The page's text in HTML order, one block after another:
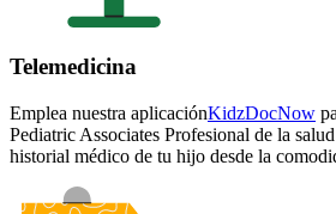
Telemedicina
Emplea nuestra aplicaciónKidzDocNow
Pediatric Associates Profesional de la
historial médico de tu hijo desde la